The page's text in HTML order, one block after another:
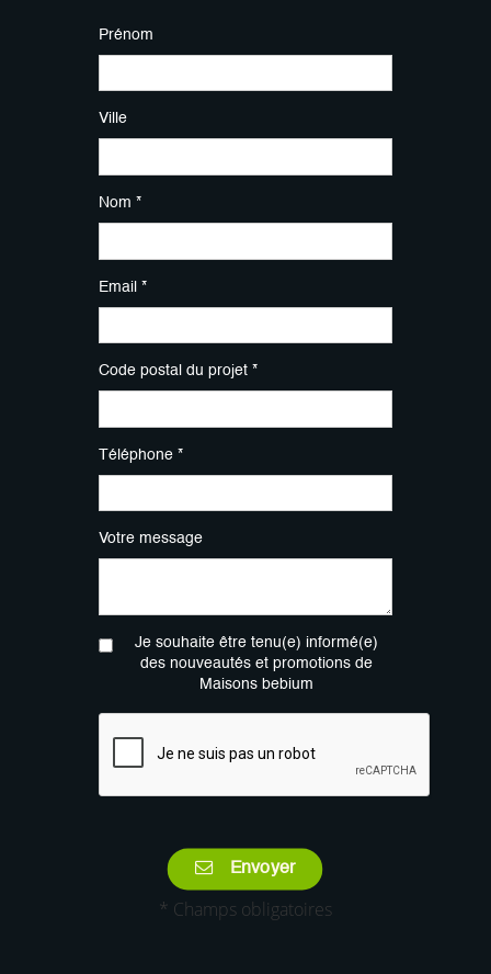
Prénom
Ville
Nom *
Email *
Code postal du projet *
Téléphone *
Votre message
Je souhaite être tenu(e) informé(e)
des nouveautés et promotions de
Maisons bebium
Envoyer
* Champs obligatoires